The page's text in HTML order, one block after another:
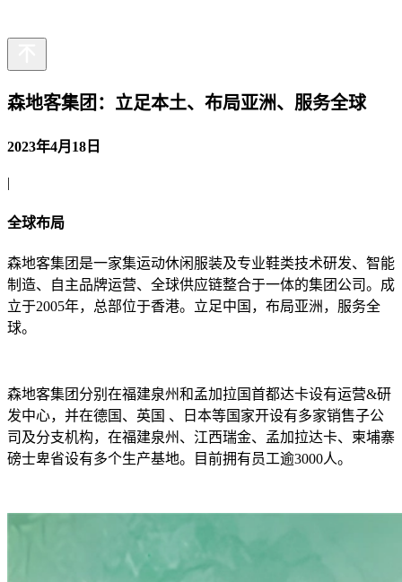
森地客集团：立足本土、布局亚洲、服务全球
2023年4月18日
全球布局
森地客集团是一家集运动休闲服装及专业鞋类技术研发、智能
制造、自主品牌运营、全球供应链整合于一体的集团公司。成
立于2005年，总部位于香港。立足中国，布局亚洲，服务全
球。
森地客集团分别在福建泉州和孟加拉国首都达卡设有运营&研
发中心，并在德国、英国 、日本等国家开设有多家销售子公
司及分支机构，在福建泉州、江西瑞金、孟加拉达卡、柬埔寨
磅士卑省设有多个生产基地。目前拥有员工逾3000人。